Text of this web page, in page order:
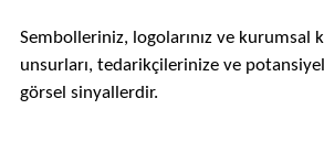
Sembolleriniz, logolarınız ve kurumsal
unsurları, tedarikçilerinize ve potansiyel
görsel sinyallerdir.